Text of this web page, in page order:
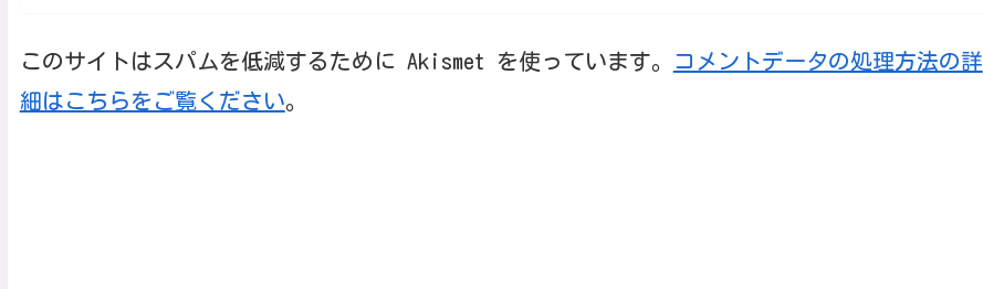
このサイトはスパムを低減するために Akismet を使っています。
コメントデータの処理方法の詳
細はこちらをご覧ください。